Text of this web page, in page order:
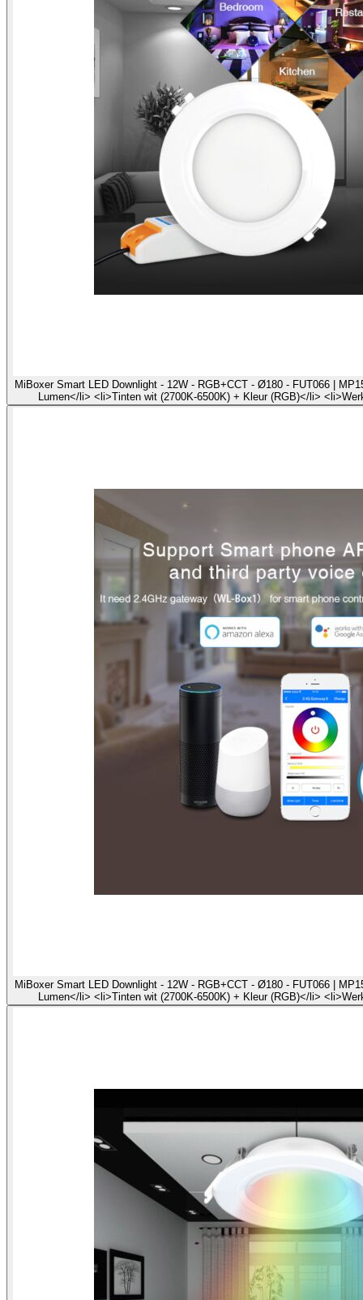
MiBoxer Smart LED Downlight - 12W - RGB+CCT - Ø180 - FUT066 |
Lumen</li> <li>Tinten wit (2700K-6500K) + Kleur (RGB)</li>
MiBoxer Smart LED Downlight - 12W - RGB+CCT - Ø180 - FUT066 |
Lumen</li> <li>Tinten wit (2700K-6500K) + Kleur (RGB)</li>